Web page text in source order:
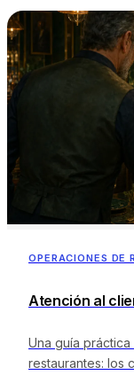
OPERACIONES DE
Atención al
Una guía
restaurantes: los